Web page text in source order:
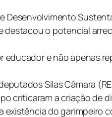
Desenvolvimento
destacou o potencial
educador e não apenas
Silas Câmara
criticaram a criação de
existência do garimpeiro